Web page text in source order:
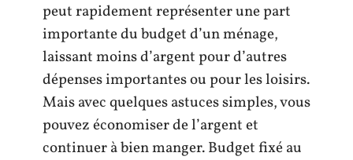
peut rapidement représenter une part
importante du budget d’un ménage,
laissant moins d’argent pour d’autres
dépenses importantes ou pour les loisirs.
Mais avec quelques astuces simples, vous
pouvez économiser de l’argent et
continuer à bien manger. Budget fixé au